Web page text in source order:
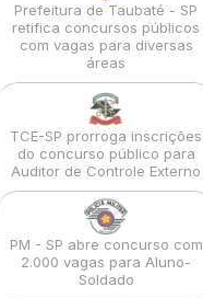
Prefeitura de Taubaté - SP
retifica concursos públicos
com vagas para diversas
áreas
TCE-SP prorroga inscrições
do concurso público para
Auditor de Controle Externo
PM - SP abre concurso com
2.000 vagas para Aluno-
Soldado